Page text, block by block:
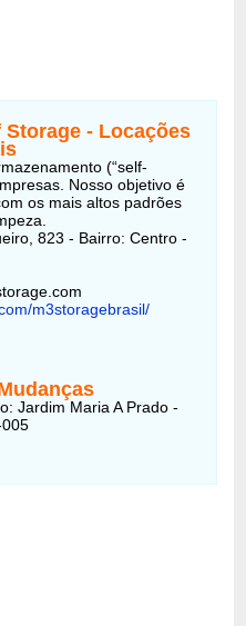
- Locações
(“self-
Nosso objetivo é
os mais altos padrões
823 - Bairro: Centro -
m3storagebrasil/
Jardim Maria A Prado -